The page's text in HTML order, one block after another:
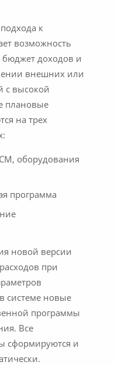
к
возможность
бюджет доходов и
внешних или
с высокой
плановые
на трех
оборудования
программа
новой версии
при
системе новые
программы
Все
сформируются и